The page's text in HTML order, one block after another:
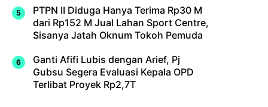
PTPN II Diduga Hanya Terima Rp30 M
dari Rp152 M Jual Lahan Sport Centre,
Sisanya Jatah Oknum Tokoh Pemuda
Ganti Afifi Lubis dengan Arief, Pj
Gubsu Segera Evaluasi Kepala OPD
Terlibat Proyek Rp2,7T